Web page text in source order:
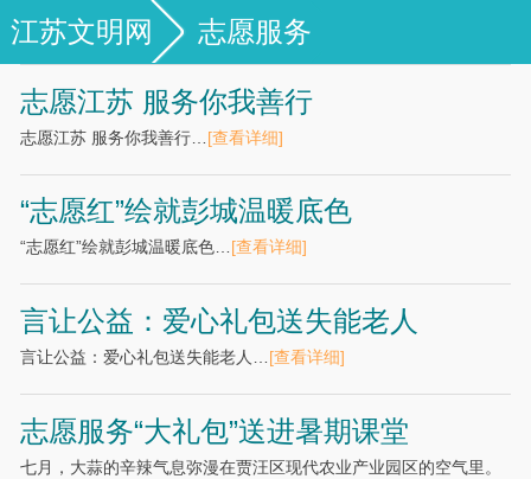
江苏文明网 志愿服务
志愿江苏 服务你我善行
志愿江苏 服务你我善行… [查看详细]
“志愿红”绘就彭城温暖底色
“志愿红”绘就彭城温暖底色…[查看详细]
言让公益：爱心礼包送失能老人
言让公益：爱心礼包送失能老人…[查看详细]
志愿服务“大礼包”送进暑期课堂
七月，大蒜的辛辣气息弥漫在贾汪区现代农业产业园区的空气里。